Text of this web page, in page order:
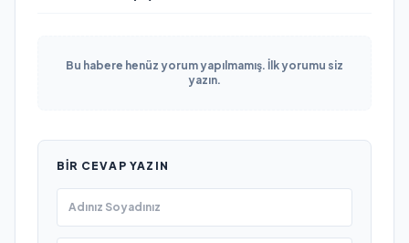
Bu habere henüz yorum yapılmamış. İlk yorumu siz
yazın.
BIR CEVAP YAZIN